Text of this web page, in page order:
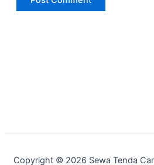
Copyright © 2026 Sewa Tenda